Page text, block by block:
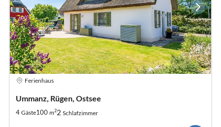
Ferienhaus
Ummanz, Rügen, Ostsee
4 Gäste100 m22 Schlafzimmer